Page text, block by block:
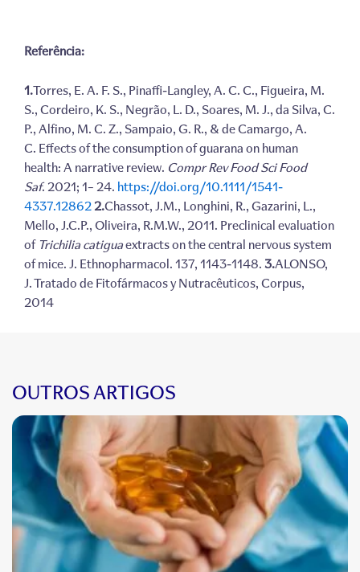
Referência:
1.Torres, E. A. F. S., Pinaffi-Langley, A. C. C., Figueira, M.
S., Cordeiro, K. S., Negrão, L. D., Soares, M. J., da Silva, C.
P., Alfino, M. C. Z., Sampaio, G. R., & de Camargo, A.
C. Effects of the consumption of guarana on human
health: A narrative review. Compr Rev Food Sci Food
Saf. 2021; 1– 24. https://doi.org/10.1111/1541-
4337.128622.Chassot, J.M., Longhini, R., Gazarini, L.,
Mello, J.C.P., Oliveira, R.M.W., 2011. Preclinical evaluation
of Trichilia catiguaextracts on the central nervous system
of mice. J. Ethnopharmacol. 137, 1143-1148.3.ALONSO,
J. Tratado de Fitofármacos y Nutracêuticos, Corpus,
2014
OUTROS ARTIGOS